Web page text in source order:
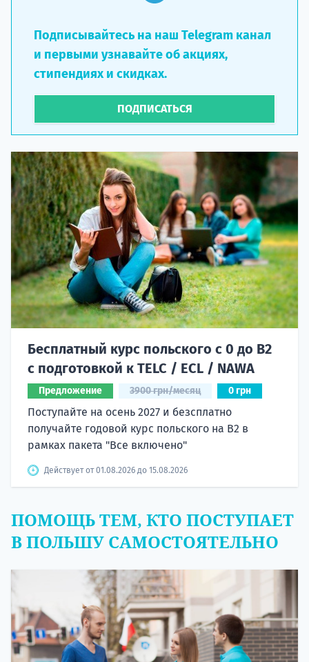
Подписывайтесь на наш Telegram канал
и первыми узнавайте об акциях,
стипендиях и скидках.
ПОДПИСАТЬСЯ
Бесплатный курс польского с 0 до B2
с подготовкой к TELC / ECL / NAWA
Предложение 3900 грн/месяц 0 грн
Поступайте на осень 2027 и безсплатно
получайте годовой курс польского на B2 в
рамках пакета "Все включено"
Действует от 01.08.2026 до 15.08.2026
ПОМОЩЬ ТЕМ, КТО ПОСТУПАЕТ
В ПОЛЬШУ САМОСТОЯТЕЛЬНО